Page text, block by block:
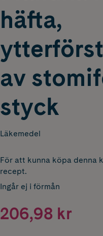
häfta,
av
styck
Läkemedel
För att kunna köpa denna
recept.
Ingår ej i förmån
206,98 kr